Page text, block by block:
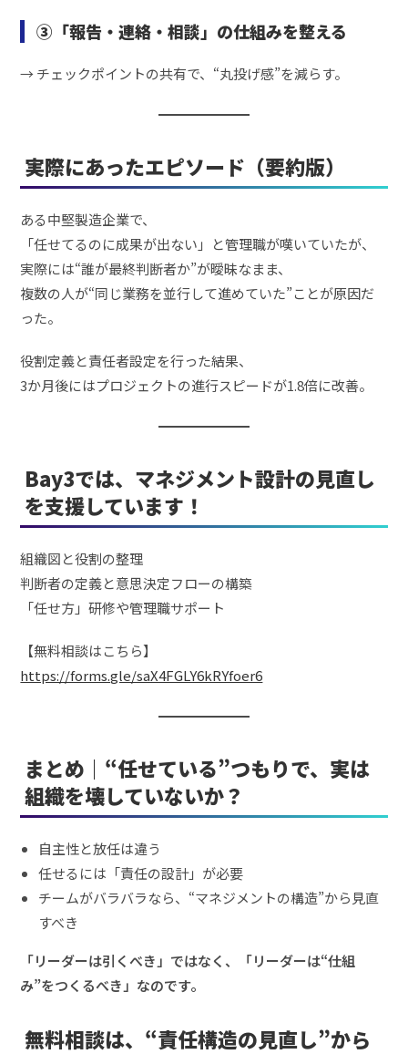
③「報告・連絡・相談」の仕組みを整える
→ チェックポイントの共有で、“丸投げ感”を減らす。
実際にあったエピソード（要約版）
ある中堅製造企業で、
「任せてるのに成果が出ない」と管理職が嘆いていたが、
実際には“誰が最終判断者か”が曖昧なまま、
複数の人が“同じ業務を並行して進めていた”ことが原因だ
った。
役割定義と責任者設定を行った結果、
3か月後にはプロジェクトの進行スピードが1.8倍に改善。
Bay3では、マネジメント設計の見直し
を支援しています！
組織図と役割の整理
判断者の定義と意思決定フローの構築
「任せ方」研修や管理職サポート
【無料相談はこちら】
https://forms.gle/saX4FGLY6kRYfoer6
まとめ｜“任せている”つもりで、実は
組織を壊していないか？
自主性と放任は違う
任せるには「責任の設計」が必要
チームがバラバラなら、“マネジメントの構造”から見直
すべき
「リーダーは引くべき」ではなく、「リーダーは“仕組
み”をつくるべき」なのです。
無料相談は、“責任構造の見直し”から